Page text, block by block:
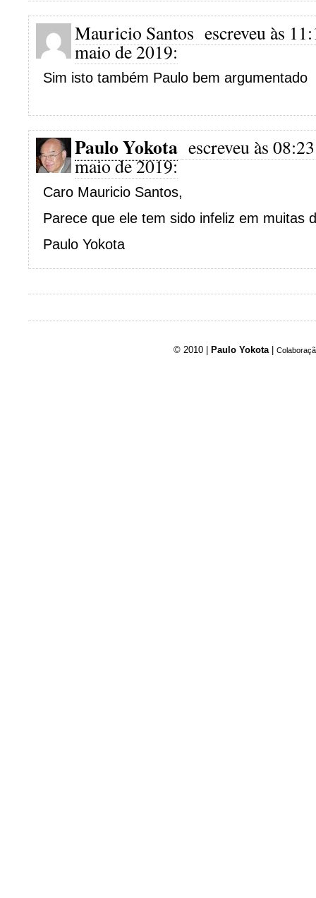
Mauricio Santos escreveu às
maio de 2019:
Sim isto também Paulo bem argumentado
Paulo Yokota escreveu às
maio de 2019:
Caro Mauricio Santos,
Parece que ele tem sido infeliz em muitas
Paulo Yokota
© 2010 | Paulo Yokota |